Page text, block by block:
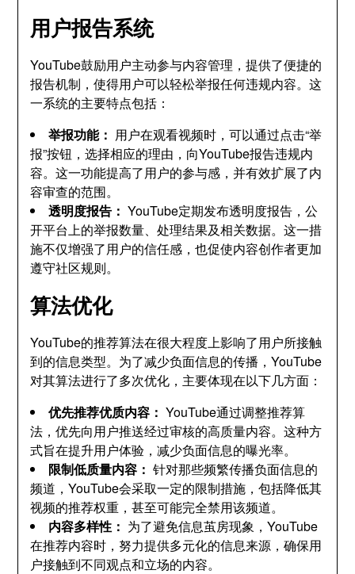
用户报告系统
YouTube鼓励用户主动参与内容管理，提供了便捷的
报告机制，使得用户可以轻松举报任何违规内容。这
一系统的主要特点包括：
举报功能： 用户在观看视频时，可以通过点击“举
报”按钮，选择相应的理由，向YouTube报告违规内
容。这一功能提高了用户的参与感，并有效扩展了内
容审查的范围。
透明度报告： YouTube定期发布透明度报告，公
开平台上的举报数量、处理结果及相关数据。这一措
施不仅增强了用户的信任感，也促使内容创作者更加
遵守社区规则。
算法优化
YouTube的推荐算法在很大程度上影响了用户所接触
到的信息类型。为了减少负面信息的传播，YouTube
对其算法进行了多次优化，主要体现在以下几方面：
优先推荐优质内容： YouTube通过调整推荐算
法，优先向用户推送经过审核的高质量内容。这种方
式旨在提升用户体验，减少负面信息的曝光率。
限制低质量内容： 针对那些频繁传播负面信息的
频道，YouTube会采取一定的限制措施，包括降低其
视频的推荐权重，甚至可能完全禁用该频道。
内容多样性： 为了避免信息茧房现象，YouTube
在推荐内容时，努力提供多元化的信息来源，确保用
户接触到不同观点和立场的内容。